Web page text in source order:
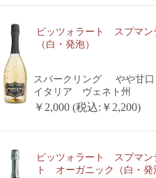
ピッツォラート スプマ
（白・発泡）
スパークリング
やや甘口
イタリア ヴェネト州
￥2,000 (税込:￥2,200)
ピッツォラート スプマ
ト オーガニック（白・